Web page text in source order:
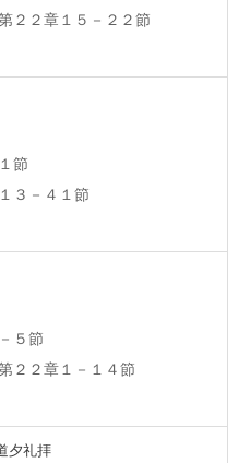
２２章１５－２２節
節
３－４１節
５節
２２章１－１４節
夕礼拝